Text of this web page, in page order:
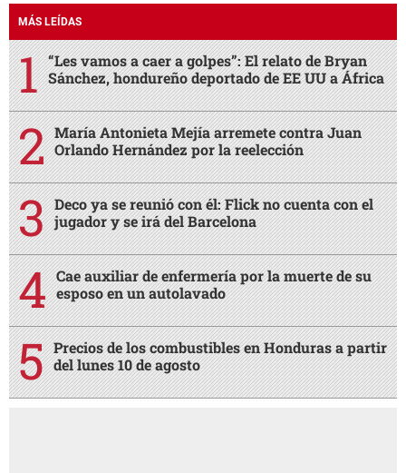
MÁS LEÍDAS
“Les vamos a caer a golpes”: El relato de Bryan
Sánchez, hondureño deportado de EE UU a África
María Antonieta Mejía arremete contra Juan
Orlando Hernández por la reelección
Deco ya se reunió con él: Flick no cuenta con el
jugador y se irá del Barcelona
Cae auxiliar de enfermería por la muerte de su
esposo en un autolavado
Precios de los combustibles en Honduras a partir
del lunes 10 de agosto